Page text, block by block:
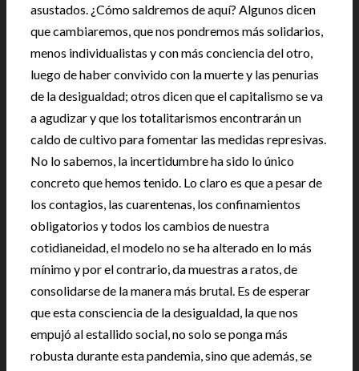
asustados. ¿Cómo saldremos de aquí? Algunos dicen
que cambiaremos, que nos pondremos más solidarios,
menos individualistas y con más conciencia del otro,
luego de haber convivido con la muerte y las penurias
de la desigualdad; otros dicen que el capitalismo se va
a agudizar y que los totalitarismos encontrarán un
caldo de cultivo para fomentar las medidas represivas.
No lo sabemos, la incertidumbre ha sido lo único
concreto que hemos tenido. Lo claro es que a pesar de
los contagios, las cuarentenas, los confinamientos
obligatorios y todos los cambios de nuestra
cotidianeidad, el modelo no se ha alterado en lo más
mínimo y por el contrario, da muestras a ratos, de
consolidarse de la manera más brutal. Es de esperar
que esta consciencia de la desigualdad, la que nos
empujó al estallido social, no solo se ponga más
robusta durante esta pandemia, sino que además, se